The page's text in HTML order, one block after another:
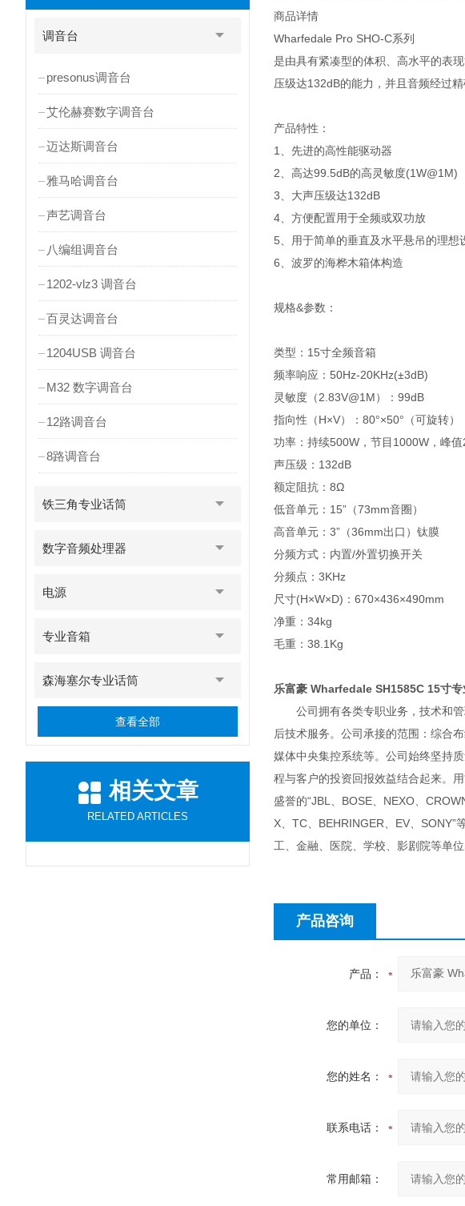
调音台
presonus调音台
艾伦赫赛数字调音台
迈达斯调音台
雅马哈调音台
声艺调音台
八编组调音台
1202-vlz3 调音台
百灵达调音台
1204USB 调音台
M32 数字调音台
12路调音台
8路调音台
铁三角专业话筒
数字音频处理器
电源
专业音箱
森海塞尔专业话筒
查看全部
相关文章
RELATED ARTICLES
商品详情
Wharfedale Pro SHO-C系列
是由具有紧凑型的体积、高水平的表
压级达132dB的能力，并且音频经过
产品特性：
1、先进的高性能驱动器
2、高达99.5dB的高灵敏度(1W@1M)
3、大声压级达132dB
4、方便配置用于全频或双功放
5、用于简单的垂直及水平悬吊的理想
6、波罗的海桦木箱体构造
规格&参数：
类型：15寸全频音箱
频率响应：50Hz-20KHz(±3dB)
灵敏度（2.83V@1M）：99dB
指向性（H×V）：80°×50°（可旋转）
功率：持续500W，节目1000W，峰
声压级：132dB
额定阻抗：8Ω
低音单元：15”（73mm音圈）
高音单元：3”（36mm出口）钛膜
分频方式：内置/外置切换开关
分频点：3KHz
尺寸(H×W×D)：670×436×490mm
净重：34kg
毛重：38.1Kg
乐富豪 Wharfedale SH1585C 15寸专
公司拥有各类专职业务，技术和管
后技术服务。公司承接的范围：综合
媒体中央集控系统等。公司始终坚持
程与客户的投资回报效益结合起来。
盛誉的“JBL、BOSE、NEXO、
X、TC、BEHRINGER、EV、
工、金融、医院、学校、影剧院等单
产品咨询
产品：
您的单位：
您的姓名：
联系电话：
常用邮箱：